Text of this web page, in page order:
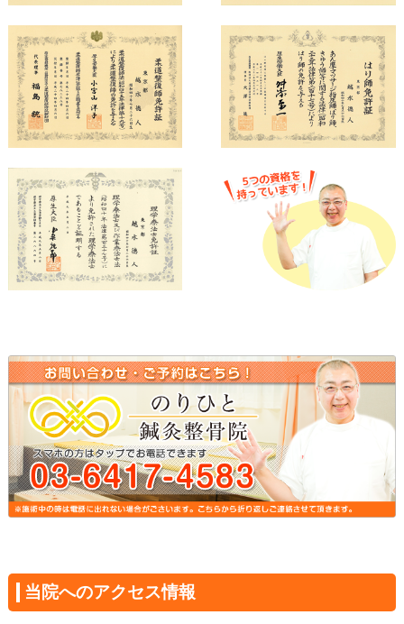
当院へのアクセス情報